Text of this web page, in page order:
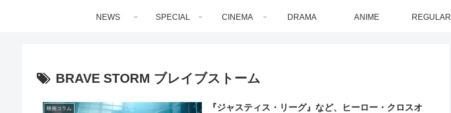
NEWS SPECIAL CINEMA DRAMA ANIME REGULAR
BRAVE STORM ブレイブストーム
映画コラム
『ジャスティス・リーグ』など、ヒーロー・クロスオ